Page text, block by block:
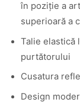
în poziție a
superioară a
Talie elastică
purtătorului
Cusatura
Design